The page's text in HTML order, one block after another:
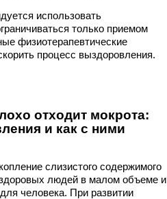
использовать
только приемом
физиотерапевтические
процесс выздоровления.
отходит мокрота:
и как с ними
слизистого содержимого
людей в малом объеме и
человека. При развитии